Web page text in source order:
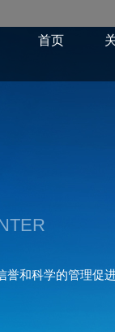
首页
誉和科学的管理促